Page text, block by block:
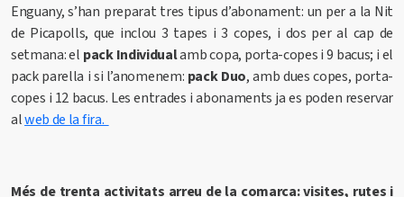
Enguany, s’han preparat tres tipus d’abonament: un per a la Nit
de Picapolls, que inclou 3 tapes i 3 copes, i dos per al cap de
setmana: el pack Individualamb copa, porta-copes i 9 bacus; i el
pack parella i si l’anomenem: pack Duo, amb dues copes, porta-
copes i 12 bacus. Les entrades i abonaments ja es poden reservar
alweb de la fira.
Més de trenta activitats arreu de la comarca: visites, rutes i